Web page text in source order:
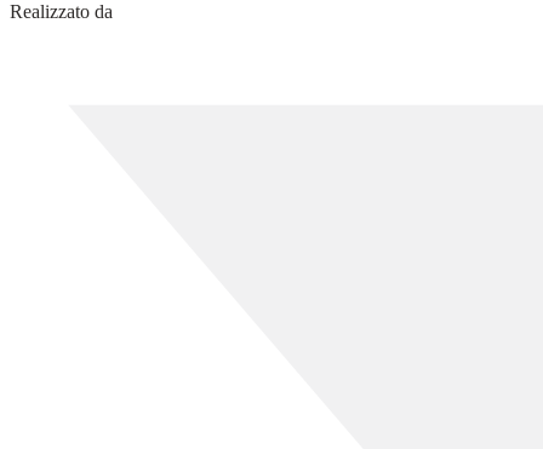
Realizzato da